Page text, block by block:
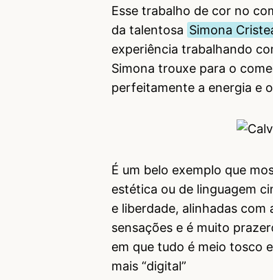
Esse trabalho de cor no
da talentosa Simona
experiência trabalhando
Simona trouxe para o
perfeitamente a energia e
É um belo exemplo que
estética ou de linguagem
e liberdade, alinhadas com
sensações e é muito
em que tudo é meio tosco
mais “digital”